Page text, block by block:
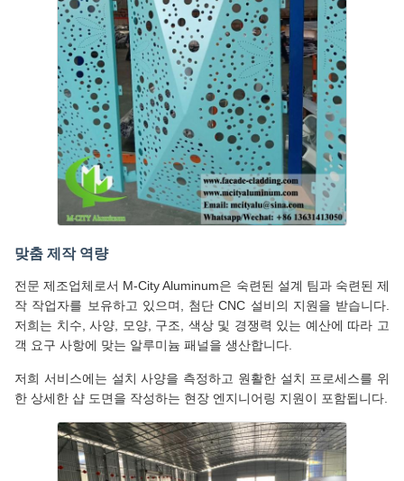
맞춤 제작 역량
전문 제조업체로서 M-City Aluminum은 숙련된 설계 팀과 숙련된 제
작 작업자를 보유하고 있으며, 첨단 CNC 설비의 지원을 받습니다.
저희는 치수, 사양, 모양, 구조, 색상 및 경쟁력 있는 예산에 따라 고
객 요구 사항에 맞는 알루미늄 패널을 생산합니다.
저희 서비스에는 설치 사양을 측정하고 원활한 설치 프로세스를 위
한 상세한 샵 도면을 작성하는 현장 엔지니어링 지원이 포함됩니다.